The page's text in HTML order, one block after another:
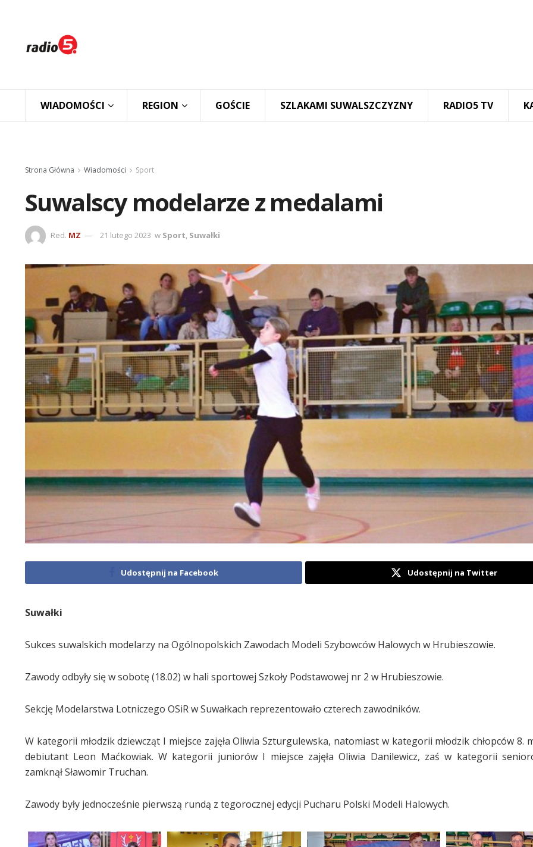
WIADOMOŚCI REGION GOŚCIE SZLAKAMI SUWALSZCZYZNY RADIO5 TV
Strona Główna Wiadomości Sport
Suwalscy modelarze z medalami
Red. MZ 21 lutego 2023 w Sport, Suwałki
Udostępnij na Facebook Udostępnij na Twitter
Suwałki
Sukces suwalskich modelarzy na Ogólnopolskich Zawodach Modeli Szybowców Halowych w Hrubieszowie.
Zawody odbyły się w sobotę (18.02) w hali sportowej Szkoły Podstawowej nr 2 w Hrubieszowie.
Sekcję Modelarstwa Lotniczego OSiR w Suwałkach reprezentowało czterech zawodników.
W kategorii młodzik dziewcząt I miejsce zajęła Oliwia Szturgulewska, natomiast w kategorii młodzik chłopców 8.
debiutant Leon Maćkowiak. W kategorii juniorów I miejsce zajęła Oliwia Danilewicz, zaś w kategorii
zamknął Sławomir Truchan.
Zawody były jednocześnie pierwszą rundą z tegorocznej edycji Pucharu Polski Modeli Halowych.